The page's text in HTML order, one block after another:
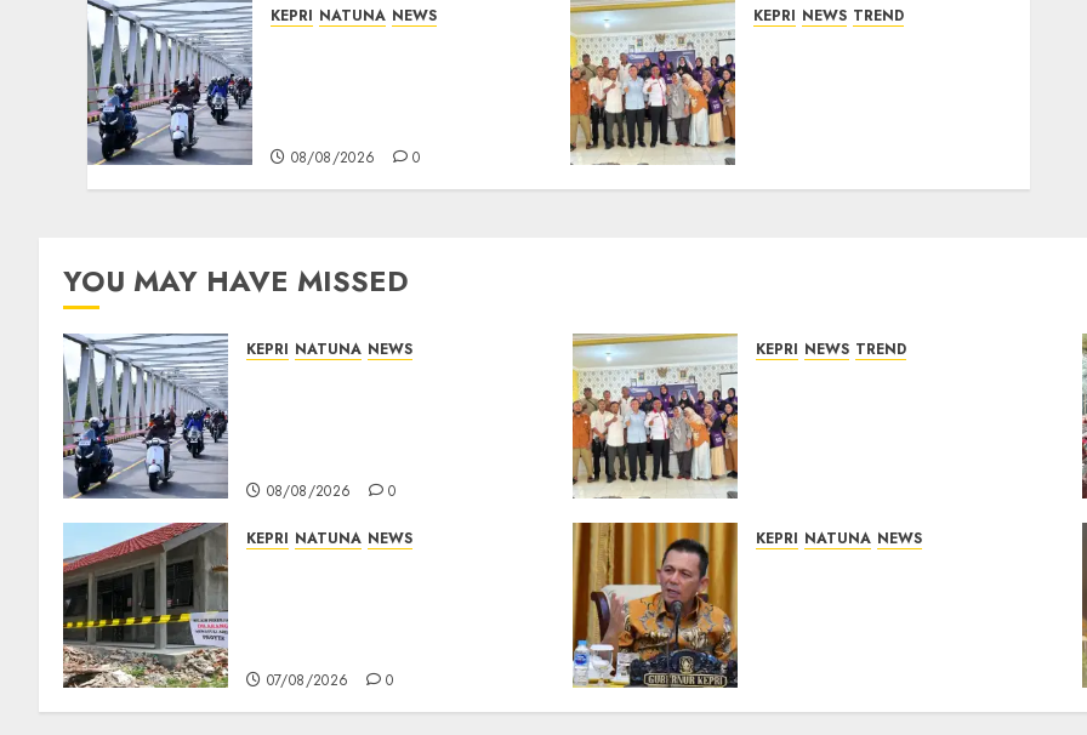
KEPRI NATUNA NEWS
08/08/2026 0
KEPRI NEWS TREND
YOU MAY HAVE MISSED
KEPRI NATUNA NEWS
08/08/2026 0
KEPRI NEWS TREND
KEPRI NATUNA NEWS
07/08/2026 0
KEPRI NATUNA NEWS
07/08/2026 0